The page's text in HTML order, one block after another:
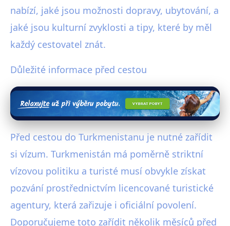
nabízí, jaké jsou možnosti dopravy, ubytování, a
jaké jsou kulturní zvyklosti a tipy, které by měl
každý cestovatel znát.
Důležité informace před cestou
Před cestou do Turkmenistanu je nutné zařídit
si vízum. Turkmenistán má poměrně striktní
vízovou politiku a turisté musí obvykle získat
pozvání prostřednictvím licencované turistické
agentury, která zařizuje i oficiální povolení.
Doporučujeme toto zařídit několik měsíců před